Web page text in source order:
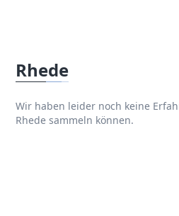
Rhede
Wir haben leider noch keine
Rhede sammeln können.